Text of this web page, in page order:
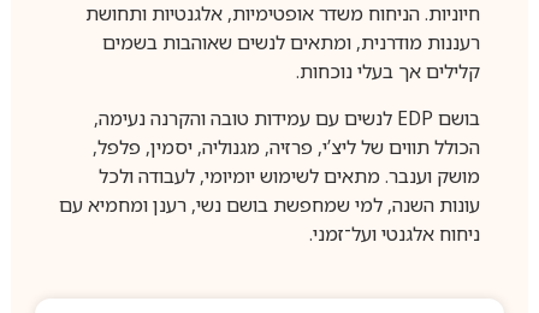
חיוניות. הניחוח משדר אופטימיות, אלגנטיות ותחושת
רעננות מודרנית, ומתאים לנשים שאוהבות בשמים
קלילים אך בעלי נוכחות.
בושם EDP לנשים עם עמידות טובה והקרנה נעימה,
הכולל תווים של ליצ’י, פרזיה, מגנוליה, יסמין, פלפל,
מושק וענבר. מתאים לשימוש יומיומי, לעבודה ולכל
עונות השנה, למי שמחפשת בושם נשי, רענן ומחמיא עם
ניחוח אלגנטי ועל־זמני.